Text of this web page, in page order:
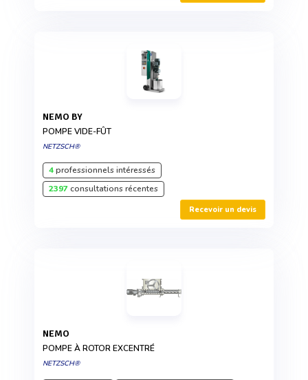
NEMO BY
POMPE VIDE-FÛT
NETZSCH®
4professionnels intéressés
2397consultations récentes
Recevoir un devis
NEMO
POMPE À ROTOR EXCENTRÉ
NETZSCH®